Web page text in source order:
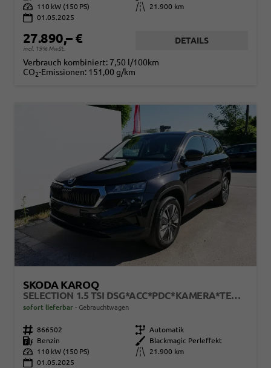
Leistung 110 kW (150 PS) Kilometerstand
21.900 km
01.05.2025
27.890,– €
incl. 19% MwSt.
DETAILS
Verbrauch kombiniert: 7,50 l/100km
CO2-Emissionen: 151,00 g/km
SKODA KAROQ
SELECTION 1.5 TSI DSG*ACC*PDC*KAMERA*TEMPOMAT*LED*SMARTLINK*KLIMA*RADIO*17-ZOLL
sofort lieferbar Gebrauchtwagen
Fahrzeugnr. 866502 Getriebe Automatik
Kraftstoff
Benzin Außenfarbe
Blackmagic Perleffekt
Leistung
110 kW (150 PS) Kilometerstand
21.900 km
01.05.2025